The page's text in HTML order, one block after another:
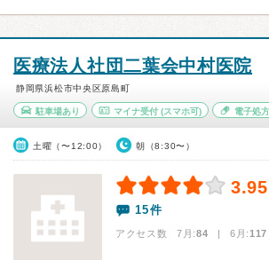
医療法人社団二葉会中村医院
静岡県浜松市中央区原島町
駐車場あり マイナ受付(スマホ可) 電子処
土曜（〜12:00） 朝（8:30〜）
3.95
15件
アクセス数 7月:84 | 6月:117